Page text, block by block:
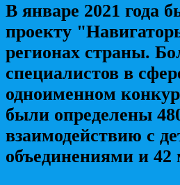
В январе 2021 года
проекту
регионах страны.
специалистов в
одноименном
были определены
взаимодействию с
объединениями и